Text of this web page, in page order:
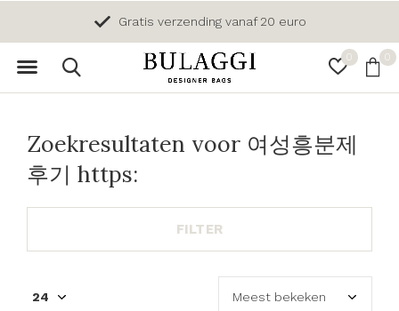
0 0
Gratis verzending vanaf 20 euro
Zoekresultaten voor 여성흥분제
후기 https:
FILTER